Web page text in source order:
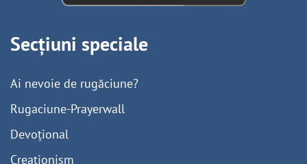
Secțiuni speciale
Ai nevoie de rugăciune?
Rugaciune-Prayerwall
Devoțional
Creaționism